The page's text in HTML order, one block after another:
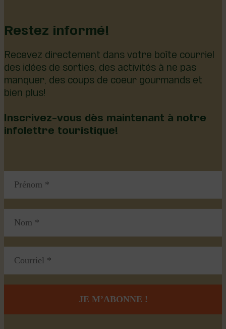
Restez informé!
Recevez directement dans votre boîte courriel
des idées de sorties, des activités à ne pas
manquer, des coups de coeur gourmands et
bien plus!
Inscrivez-vous dès maintenant à notre
infolettre touristique!